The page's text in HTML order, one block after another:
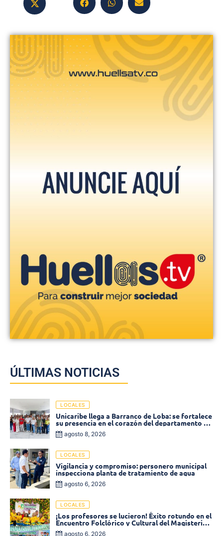
ÚLTIMAS NOTICIAS
LOCALES
Unicaribe llega a Barranco de Loba: se fortalece
su presencia en el corazón del departamento de
Bolívar
agosto 8, 2026
LOCALES
Vigilancia y compromiso: personero municipal
inspecciona planta de tratamiento de agua
agosto 6, 2026
LOCALES
¡Los profesores se lucieron! Éxito rotundo en el
Encuentro Folclórico y Cultural del Magisterio
2026 en Ciénaga
agosto 6, 2026